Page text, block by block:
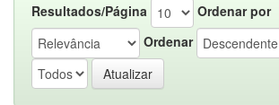
Resultados/Página
Ordenar por
Ordenar